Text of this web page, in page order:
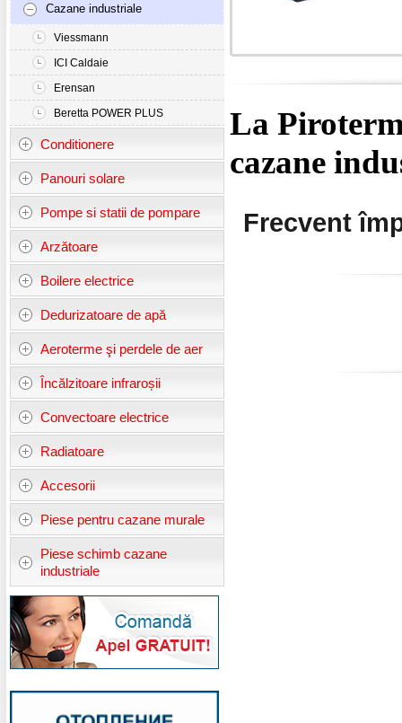
Cazane industriale
Viessmann
ICI Caldaie
Erensan
Beretta POWER PLUS
Conditionere
Panouri solare
Pompe si statii de pompare
Arzătoare
Boilere electrice
Dedurizatoare de apă
Aeroterme şi perdele de aer
Încălzitoare infraroșii
Convectoare electrice
Radiatoare
Accesorii
Piese pentru cazane murale
Piese schimb cazane
industriale
La
cazane
Frecvent